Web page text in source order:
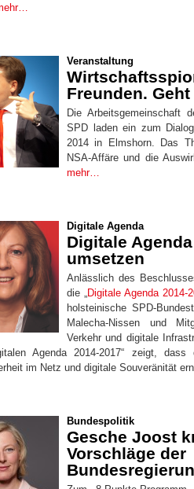
Veranstaltung
Freunden.
Die Arbeitsgemeinschaft
SPD laden ein zum
2014 in Elmshorn. Das
NSA-Affäre und die
mehr…
Digitale Agenda
Digitale
umsetzen
Anlässlich des
die „ Digitale Agenda 2014-
holsteinische SPD-
Malecha-Nissen und
Verkehr und digitale
Agenda 2014-2017“ zeigt, dass
im Netz und digitale Souveränität
Bundespolitik
Gesche Joost
Vorschläge der